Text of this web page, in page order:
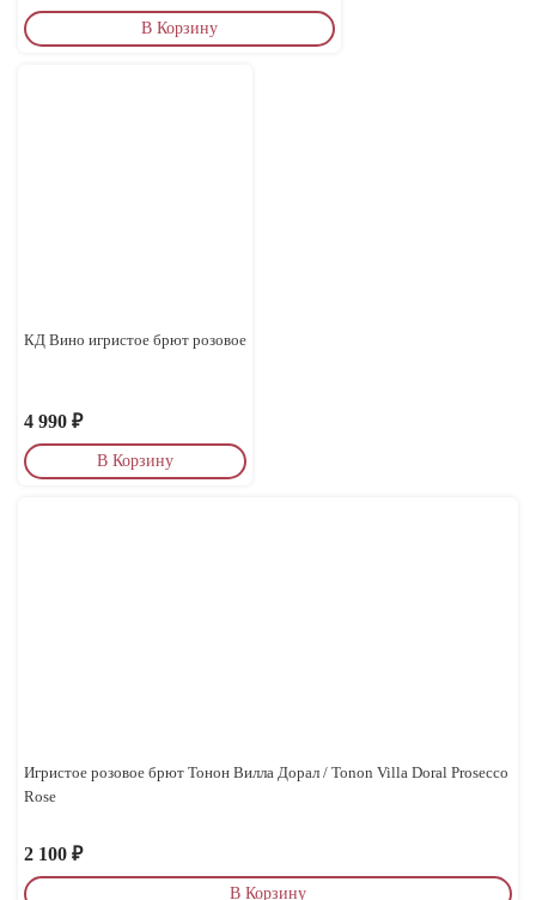
В Корзину
КД Вино игристое брют розовое
4 990 ₽
В Корзину
Игристое розовое брют Тонон Вилла Дорал / Tonon Villa Doral Prosecco
Rose
2 100 ₽
В Корзину